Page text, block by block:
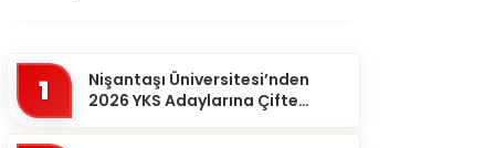
1
Nişantaşı Üniversitesi’nden
2026 YKS Adaylarına Çifte
Aksaray
Amasya